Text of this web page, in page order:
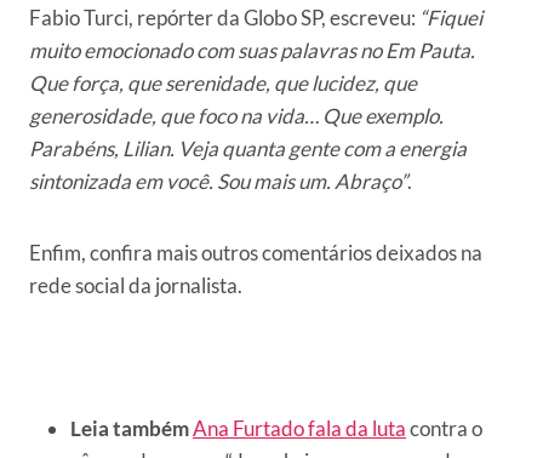
Fabio Turci, repórter da Globo SP, escreveu: “Fiquei
muito emocionado com suas palavras no Em Pauta.
Que força, que serenidade, que lucidez, que
generosidade, que foco na vida… Que exemplo.
Parabéns, Lilian. Veja quanta gente com a energia
sintonizada em você. Sou mais um. Abraço”.
Enfim, confira mais outros comentários deixados na
rede social da jornalista.
Leia tambémAna Furtado fala da lutacontra o